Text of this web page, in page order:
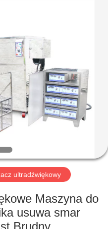
ultradźwiękowy
Maszyna do
usuwa smar